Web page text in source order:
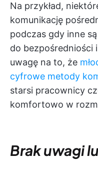
Na przykład,
komunikację
podczas gdy inne
do bezpośredniości
uwagę na to, że
cyfrowe metody
starsi pracownicy
komfortowo w
Brak uwagi